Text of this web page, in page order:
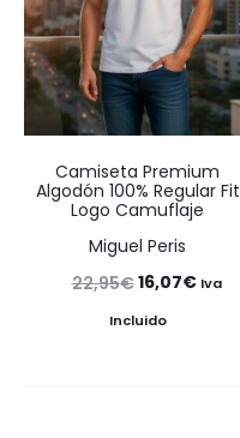
Camiseta Premium
Algodón 100% Regular Fit
Logo Camuflaje
Miguel Peris
22,95€El
precio
16,07€ElIva
Incluido